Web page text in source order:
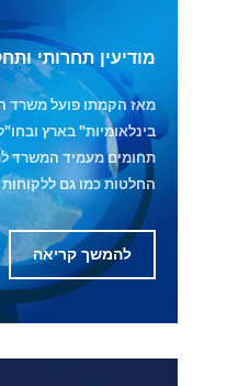
מודיעין תחרותי
מאז הקמתו פועל משרד
בינלאומיות" בארץ
תחומים מעמיד המשרד
החלטות כמו גם ללקוחות
להמשך קריאה